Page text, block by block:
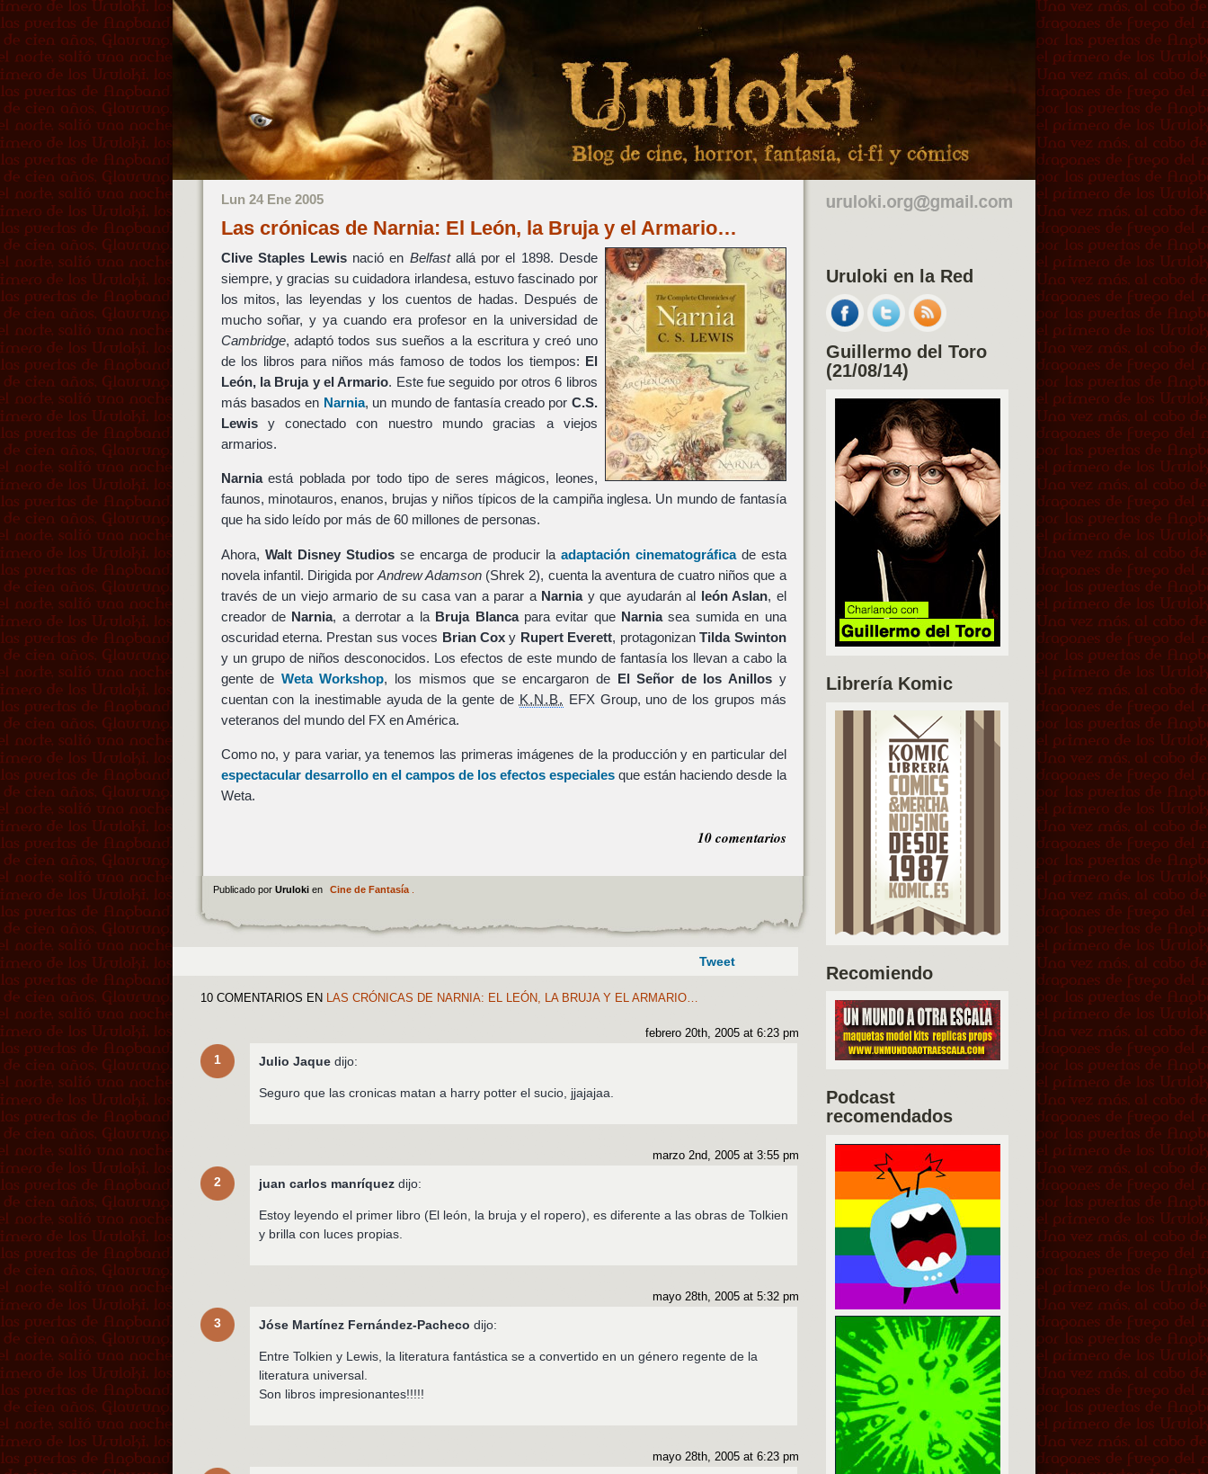
Lun 24 Ene 2005
Las crónicas de Narnia: El León, la Bruja y el Armario…
Clive Staples Lewis nació en Belfastallá por el 1898. Desde
siempre, y gracias su cuidadora irlandesa, estuvo fascinado por
los mitos, las leyendas y los cuentos de hadas. Después de
mucho soñar, y ya cuando era profesor en la universidad de
Cambridge, adaptó todos sus sueños a la escritura y creó uno
de los libros para niños más famoso de todos los tiempos: El
León, la Bruja y el Armario. Este fue seguido por otros 6 libros
más basados en Narnia, un mundo de fantasía creado por C.S.
Lewisy conectado con nuestro mundo gracias a viejos
armarios.
Narniaestá poblada por todo tipo de seres mágicos, leones,
faunos, minotauros, enanos, brujas y niños típicos de la campiña inglesa. Un mundo de fantasía
que ha sido leído por más de 60 millones de personas.
Ahora, Walt Disney Studiosse encarga de producir la adaptación cinematográficade esta
novela infantil. Dirigida porAndrew Adamson (Shrek 2), cuenta la aventura de cuatro niños que a
través de un viejo armario de su casa van a parar a Narniay que ayudarán al león Aslan, el
creador de Narnia, a derrotar a la Bruja Blancapara evitar que Narniasea sumida en una
oscuridad eterna. Prestan sus voces Brian Cox y Rupert Everett, protagonizanTilda Swinton
y un grupo de niños desconocidos. Los efectos de este mundo de fantasía los llevan a cabo la
gente de Weta Workshop, los mismos que se encargaron de El Señor de los Anillosy
cuentan con la inestimable ayuda de la gente de K.N.B. EFX Group, uno de los grupos más
veteranos del mundo del FX en América.
Como no, y para variar, ya tenemos las primeras imágenes de la producción y en particular del
espectacular desarrollo en el campos de los efectos especiales que están haciendo desde la
Weta.
10 comentarios
Publicado por Uruloki en Cine de Fantasía.
Tweet
10 COMENTARIOS EN LAS CRÓNICAS DE NARNIA: EL LEÓN, LA BRUJA Y EL ARMARIO…
1
febrero 20th, 2005 at 6:23 pm
Julio Jaque dijo:
Seguro que las cronicas matan a harry potter el sucio, jjajajaa.
2
marzo 2nd, 2005 at 3:55 pm
juan carlos manríquez dijo:
Estoy leyendo el primer libro (El león, la bruja y el ropero), es diferente a las obras de Tolkien
y brilla con luces propias.
3
mayo 28th, 2005 at 5:32 pm
Jóse Martínez Fernández-Pacheco dijo:
Entre Tolkien y Lewis, la literatura fantástica se a convertido en un género regente de la
literatura universal.
Son libros impresionantes!!!!!
mayo 28th, 2005 at 6:23 pm
Uruloki en la Red
Guillermo del Toro
(21/08/14)
Librería Komic
Recomiendo
Podcast
recomendados